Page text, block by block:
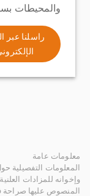
والمحيطات
راسلنا عبر
معلومات عامة
المعلومات
وإخوانه للمزادات
المنصوص عليها صراحة